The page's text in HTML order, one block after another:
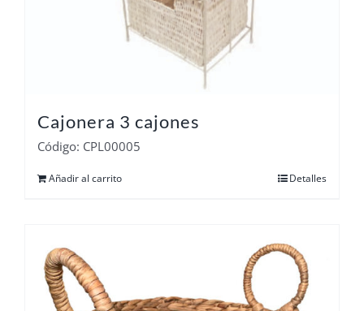
Cajonera 3 cajones
Código: CPL00005
Añadir al carrito Detalles